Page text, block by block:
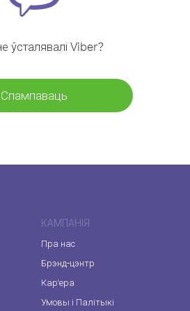
ўсталявалі Viber?
Спампаваць
КАМПАНІЯ
Пра нас
Брэнд-цэнтр
Кар'ера
Умовы і Палітыкі